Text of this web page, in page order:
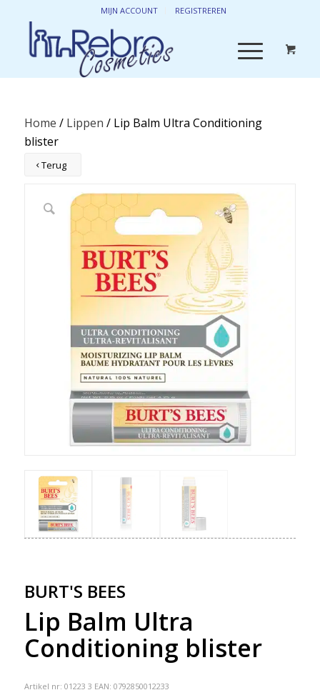
MIJN ACCOUNT REGISTREREN
Home / Lippen / Lip Balm Ultra Conditioning
blister
Terug
BURT'S BEES
Lip Balm Ultra
Conditioning blister
Artikel nr: 01223 3 EAN: 0792850012233